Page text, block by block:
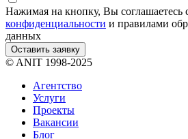
Нажимая на кнопку, Вы соглашаетесь
конфиденциальности и правилами
данных
Оставить заявку
© ANIT 1998-2025
Агентство
Услуги
Проекты
Вакансии
Блог